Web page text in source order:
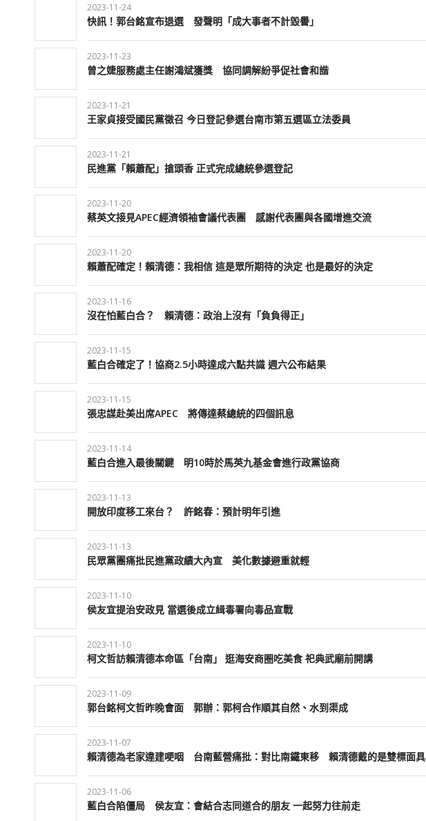
2023-11-24
快訊！郭台銘宣布退選 發聲明「成大事者不計毀譽」
2023-11-23
曾之婕服務處主任謝鴻斌獲獎 協同調解紛爭促社會和諧
2023-11-21
王家貞接受國民黨徵召 今日登記參選台南市第五選區立法委員
2023-11-21
民進黨「賴蕭配」搶頭香 正式完成總統參選登記
2023-11-20
蔡英文接見APEC經濟領袖會議代表團 感謝代表團與各國增進交流
2023-11-20
賴蕭配確定！賴清德：我相信 這是眾所期待的決定 也是最好的決定
2023-11-16
沒在怕藍白合？ 賴清德：政治上沒有「負負得正」
2023-11-15
藍白合確定了！協商2.5小時達成六點共識 週六公布結果
2023-11-15
張忠謀赴美出席APEC 將傳達蔡總統的四個訊息
2023-11-14
藍白合進入最後關鍵 明10時於馬英九基金會進行政黨協商
2023-11-13
開放印度移工來台？ 許銘春：預計明年引進
2023-11-13
民眾黨團痛批民進黨政績大內宣 美化數據避重就輕
2023-11-10
侯友宜提治安政見 當選後成立緝毒署向毒品宣戰
2023-11-10
柯文哲訪賴清德本命區「台南」 逛海安商圈吃美食 祀典武廟前開講
2023-11-09
郭台銘柯文哲昨晚會面 郭辦：郭柯合作順其自然、水到渠成
2023-11-07
賴清德為老家違建哽咽 台南藍營痛批：對比南鐵東移 賴清德戴的是雙標面具
2023-11-06
藍白合陷僵局 侯友宜：會結合志同道合的朋友 一起努力往前走